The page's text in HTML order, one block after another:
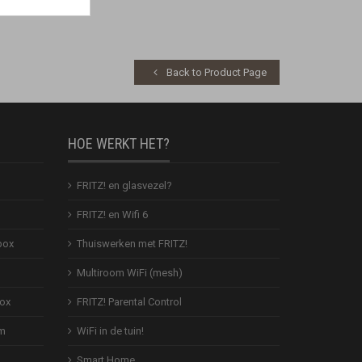
Back to Product Page
HOE WERKT HET?
FRITZ! en glasvezel?
FRITZ! en Wifi 6
Thuiswerken met FRITZ!
Multiroom WiFi (mesh)
FRITZ! Parental Control
WiFi in de tuin!